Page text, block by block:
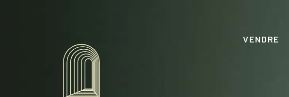
VENDRE